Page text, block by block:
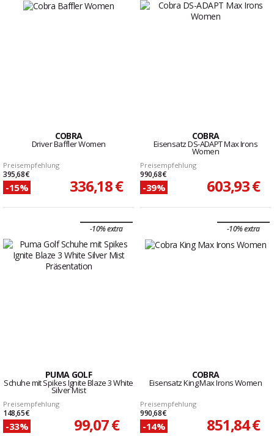
COBRA
Driver Baffler Women
Preisempfehlung
395,68 €
-15% 336,18 €
COBRA
Eisensatz DS-ADAPT Max Irons
Women
Preisempfehlung
990,68 €
-39% 603,93 €
-10% extra
PUMA GOLF
Schuhe mit Spikes Ignite Blaze 3 White
Silver Mist
Preisempfehlung
148,65 €
-33% 99,07 €
-10% extra
COBRA
Eisensatz King Max Irons Women
Preisempfehlung
990,68 €
-14% 851,84 €